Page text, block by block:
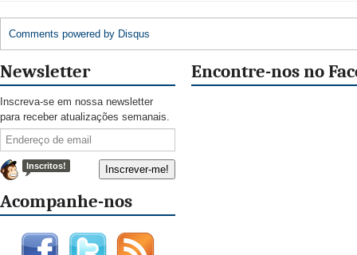
Comments powered by Disqus
Newsletter
Inscreva-se em nossa newsletter
para receber atualizações semanais.
Inscritos!
Acompanhe-nos
Encontre-nos no